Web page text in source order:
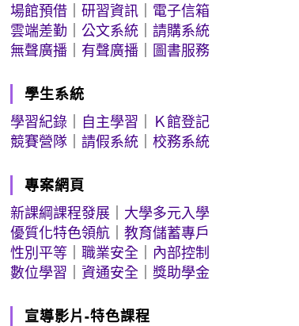
場館預借 ｜研習資訊
電子信箱
雲端差勤 ｜公文系統 ｜請購系統
無聲廣播
有聲廣播 圖書服務
學生系統
學習紀錄
自主學習
Ｋ館登記
競賽營隊 ｜請假系統 ｜校務系統
專案網頁
新課綱課程發展
大學多元入學
優質化特色領航 ｜教育儲蓄專戶
性別平等 ｜職業安全
內部控制
數位學習 ｜資通安全 ｜獎助學金
宣導影片-特色課程